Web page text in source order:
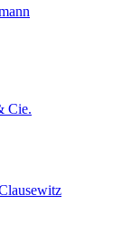
Cie.